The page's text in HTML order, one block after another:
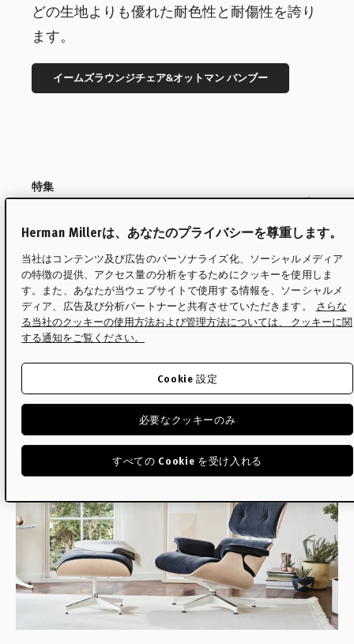
どの生地よりも優れた耐色性と耐傷性を誇り
ます。
イームズラウンジチェア&オットマン バンブー
特集
イームズラウンジチェアの決
定版ガイド
世界で最も知られるデザインの1つであるイー
ムズラウンジチェアについて、あらゆる疑問
にお答えします。
Herman Millerは、あなたのプライバシーを尊重します。
当社はコンテンツ及び広告のパーソナライズ化、ソーシャルメディア
の特徴の提供、アクセス量の分析をするためにクッキーを使用しま
す。また、あなたが当ウェブサイトで使用する情報を、ソーシャルメ
ディア、広告及び分析パートナーと共有させていただきます。
さらな
る当社のクッキーの使用方法および管理方法については、 クッキーに関
する通知をご覧ください。
必要なクッキーのみ
すべての Cookie を受け入れる
Cookie 設定